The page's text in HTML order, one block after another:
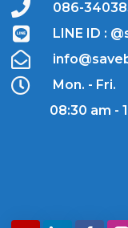
086-
LINE ID :
Mon. - Fri.
08:30 am -